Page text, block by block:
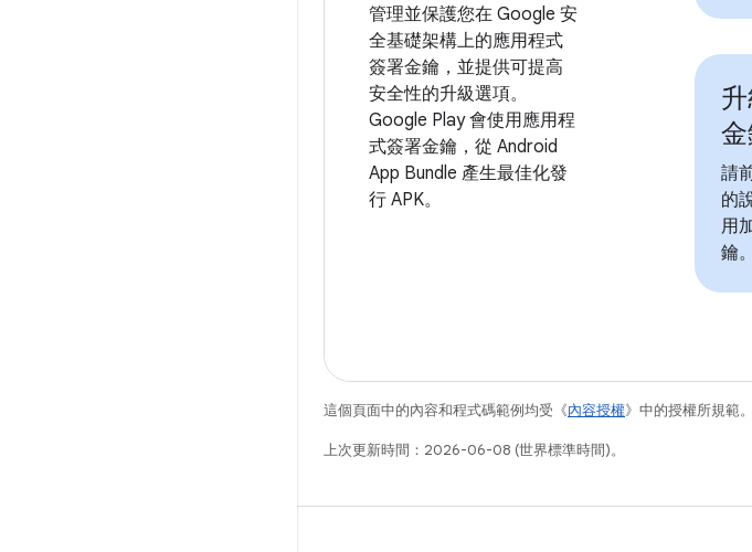
管理並保護您在 Google 安
全基礎架構上的應用程式
簽署金鑰，並提供可提高
安全性的升級選項。
Google Play 會使用應用程
式簽署金鑰，從 Android
App Bundle 產生最佳化發
行 APK。
請
的
用
鑰。
這個頁面中的內容和程式碼範例均受《內容授權》中的授權所規範
上次更新時間：2026-06-08 (世界標準時間)。